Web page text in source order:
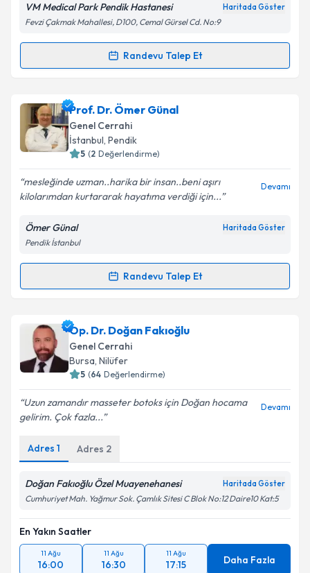
VM Medical Park Pendik Hastanesi Haritada Göster
Fevzi Çakmak Mahallesi, D100, Cemal Gürsel Cd. No:9
Randevu Talep Et
Randevu Takvimi Talebi
Prof. Dr. Mehmet Eseriçin randevu takvimi talebi
oluşturun. Size bu uzmandan randevu almanız için bir
takvim hazırlandığında e-posta ile bilgilendireceğiz.
Kişisel verilerimin işlenmesine ilişkin
Aydınlatma
Metni
kapsamda işlenmesini kabul ediyorum.
Prof. Dr. Ömer Günal
Genel Cerrahi
İstanbul, Pendik
5 (2 Değerlendirme)
mesleğinde uzman..harika bir insan..beni aşırı
kilolarımdan kurtararak hayatıma verdiği için...
Devamı
Ömer Günal Haritada Göster
Pendik İstanbul
Randevu Talep Et
Randevu Takvimi Talebi
Prof. Dr. Ömer Günaliçin randevu takvimi talebi
oluşturun. Size bu uzmandan randevu almanız için bir
takvim hazırlandığında e-posta ile bilgilendireceğiz.
Kişisel verilerimin işlenmesine ilişkin
Metni'ni okudum ve kişisel verilerimin belirtilen
kapsamda işlenmesini kabul ediyorum.
Op. Dr. Doğan Fakıoğlu
Genel Cerrahi
Bursa, Nilüfer
5 (64 Değerlendirme)
Uzun zamandır masseter botoks için Doğan hocama
gelirim. Çok fazla...
Devamı
Adres 1 Adres 2
Doğan Fakıoğlu Özel Muayenehanesi Haritada Göster
Cumhuriyet Mah. Yağmur Sok. Çamlık Sitesi C Blok No:12 Daire10 Kat:5
En Yakın Saatler
11 Ağu
16:00
11 Ağu
16:30
11 Ağu
17:15 Daha Fazla